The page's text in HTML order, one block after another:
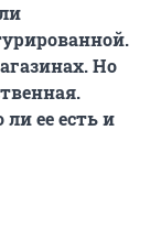
Но
ее есть и